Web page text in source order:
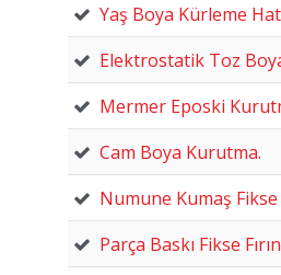
Yaş Boya Kürleme
Elektrostatik Toz
Mermer Eposki
Cam Boya Kurutma.
Numune Kumaş Fikse
Parça Baskı Fikse